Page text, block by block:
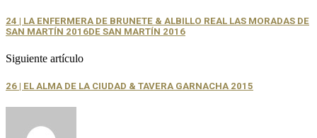
24 | LA ENFERMERA DE BRUNETE & ALBILLO REAL LAS MORADAS DE
SAN MARTÍN 2016DE SAN MARTÍN 2016
Siguiente artículo
26 | EL ALMA DE LA CIUDAD & TAVERA GARNACHA 2015